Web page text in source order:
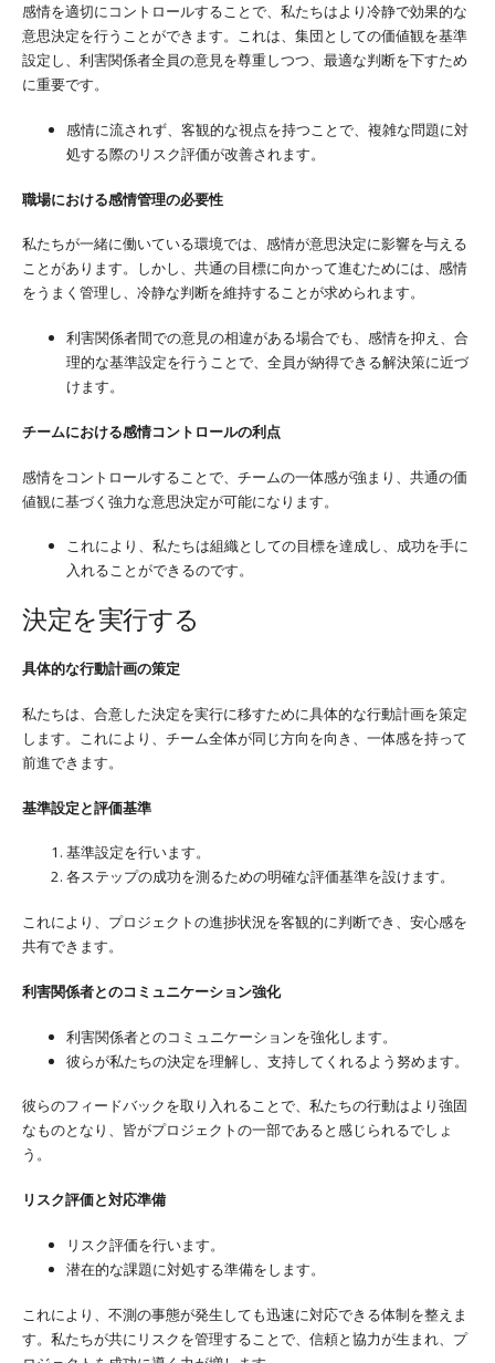
感情を適切にコントロールすることで、私たちはより冷静で効果的な
意思決定を行うことができます。これは、集団としての価値観を基準
設定し、利害関係者全員の意見を尊重しつつ、最適な判断を下すため
に重要です。
感情に流されず、客観的な視点を持つことで、複雑な問題に対
処する際のリスク評価が改善されます。
職場における感情管理の必要性
私たちが一緒に働いている環境では、感情が意思決定に影響を与える
ことがあります。しかし、共通の目標に向かって進むためには、感情
をうまく管理し、冷静な判断を維持することが求められます。
利害関係者間での意見の相違がある場合でも、感情を抑え、合
理的な基準設定を行うことで、全員が納得できる解決策に近づ
けます。
チームにおける感情コントロールの利点
感情をコントロールすることで、チームの一体感が強まり、共通の価
値観に基づく強力な意思決定が可能になります。
これにより、私たちは組織としての目標を達成し、成功を手に
入れることができるのです。
決定を実行する
具体的な行動計画の策定
私たちは、合意した決定を実行に移すために具体的な行動計画を策定
します。これにより、チーム全体が同じ方向を向き、一体感を持って
前進できます。
基準設定と評価基準
基準設定を行います。
各ステップの成功を測るための明確な評価基準を設けます。
これにより、プロジェクトの進捗状況を客観的に判断でき、安心感を
共有できます。
利害関係者とのコミュニケーション強化
利害関係者とのコミュニケーションを強化します。
彼らが私たちの決定を理解し、支持してくれるよう努めます。
彼らのフィードバックを取り入れることで、私たちの行動はより強固
なものとなり、皆がプロジェクトの一部であると感じられるでしょ
う。
リスク評価と対応準備
リスク評価を行います。
潜在的な課題に対処する準備をします。
これにより、不測の事態が発生しても迅速に対応できる体制を整えま
す。私たちが共にリスクを管理することで、信頼と協力が生まれ、プ